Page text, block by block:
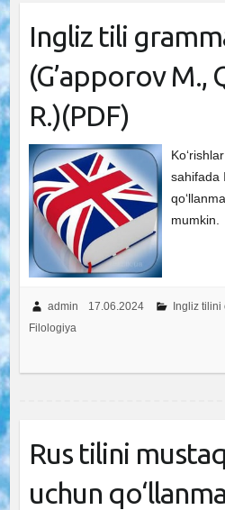
Ingliz tili
(G’apporov M.,
R.)(PDF)
sahifada
mumkin.
admin 17.06.2024 Ingliz tilini
Filologiya
Rus tilini
uchun